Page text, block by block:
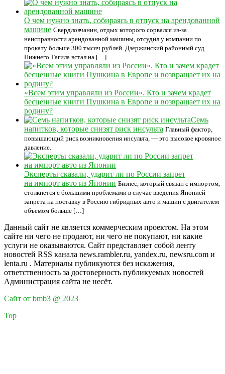
О чем нужно знать, собираясь в отпуск на арендованной
машине Свердловчанин, отдых которого сорвался из-за
неисправности арендованной машины, отсудил у компании по
прокату больше 300 тысяч рублей. Дзержинский районный суд
Нижнего Тагила встал на […]
«Всем этим управляли из России». Кто и зачем крадет
бесценные книги Пушкина в Европе и возвращает их на
родину?
Семь
напитков, которые снизят риск инсульта Главный фактор,
повышающий риск возникновения инсульта, — это высокое кровяное
давление.
Эксперты сказали, ударит ли по России запрет
на импорт авто из Японии Бизнес, который связан с импортом,
столкнется с большими проблемами в случае введения Японией
запрета на поставку в Россию гибридных авто и машин с двигателем
объемом больше […]
Данный сайт не является коммерческим проектом. На этом
сайте ни чего не продают, ни чего не покупают, ни какие
услуги не оказываются. Сайт представляет собой ленту
новостей RSS канала news.rambler.ru, yandex.ru, newsru.com и
lenta.ru . Материалы публикуются без искажения,
ответственность за достоверность публикуемых новостей
Администрация сайта не несёт.
Сайт от bmb3 @ 2023
Top